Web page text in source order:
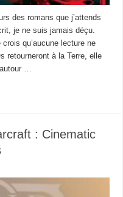
des romans que j’attends
je ne suis jamais déçu.
qu’aucune lecture ne
retourneront à la Terre, elle
…
: Cinematic